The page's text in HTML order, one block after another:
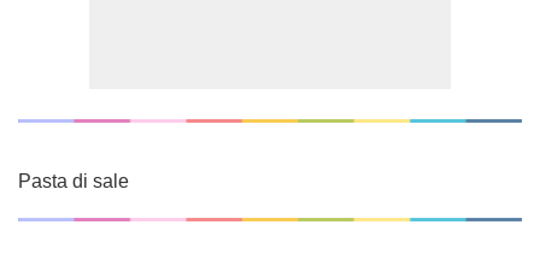
Pasta di sale